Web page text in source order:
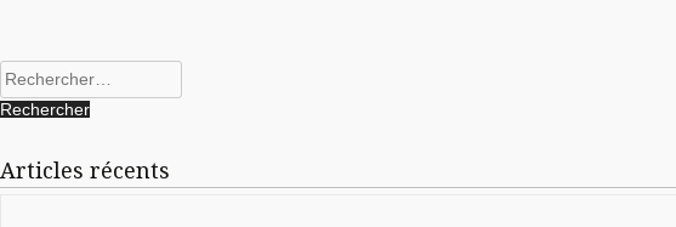
Rechercher :
Articles récents